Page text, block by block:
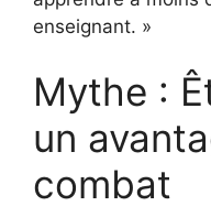
enseignant. »
Mythe :
un
combat